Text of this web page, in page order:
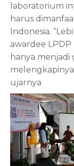
laboratorium
harus
Indonesia.
awardee
hanya menjadi
ujarnya